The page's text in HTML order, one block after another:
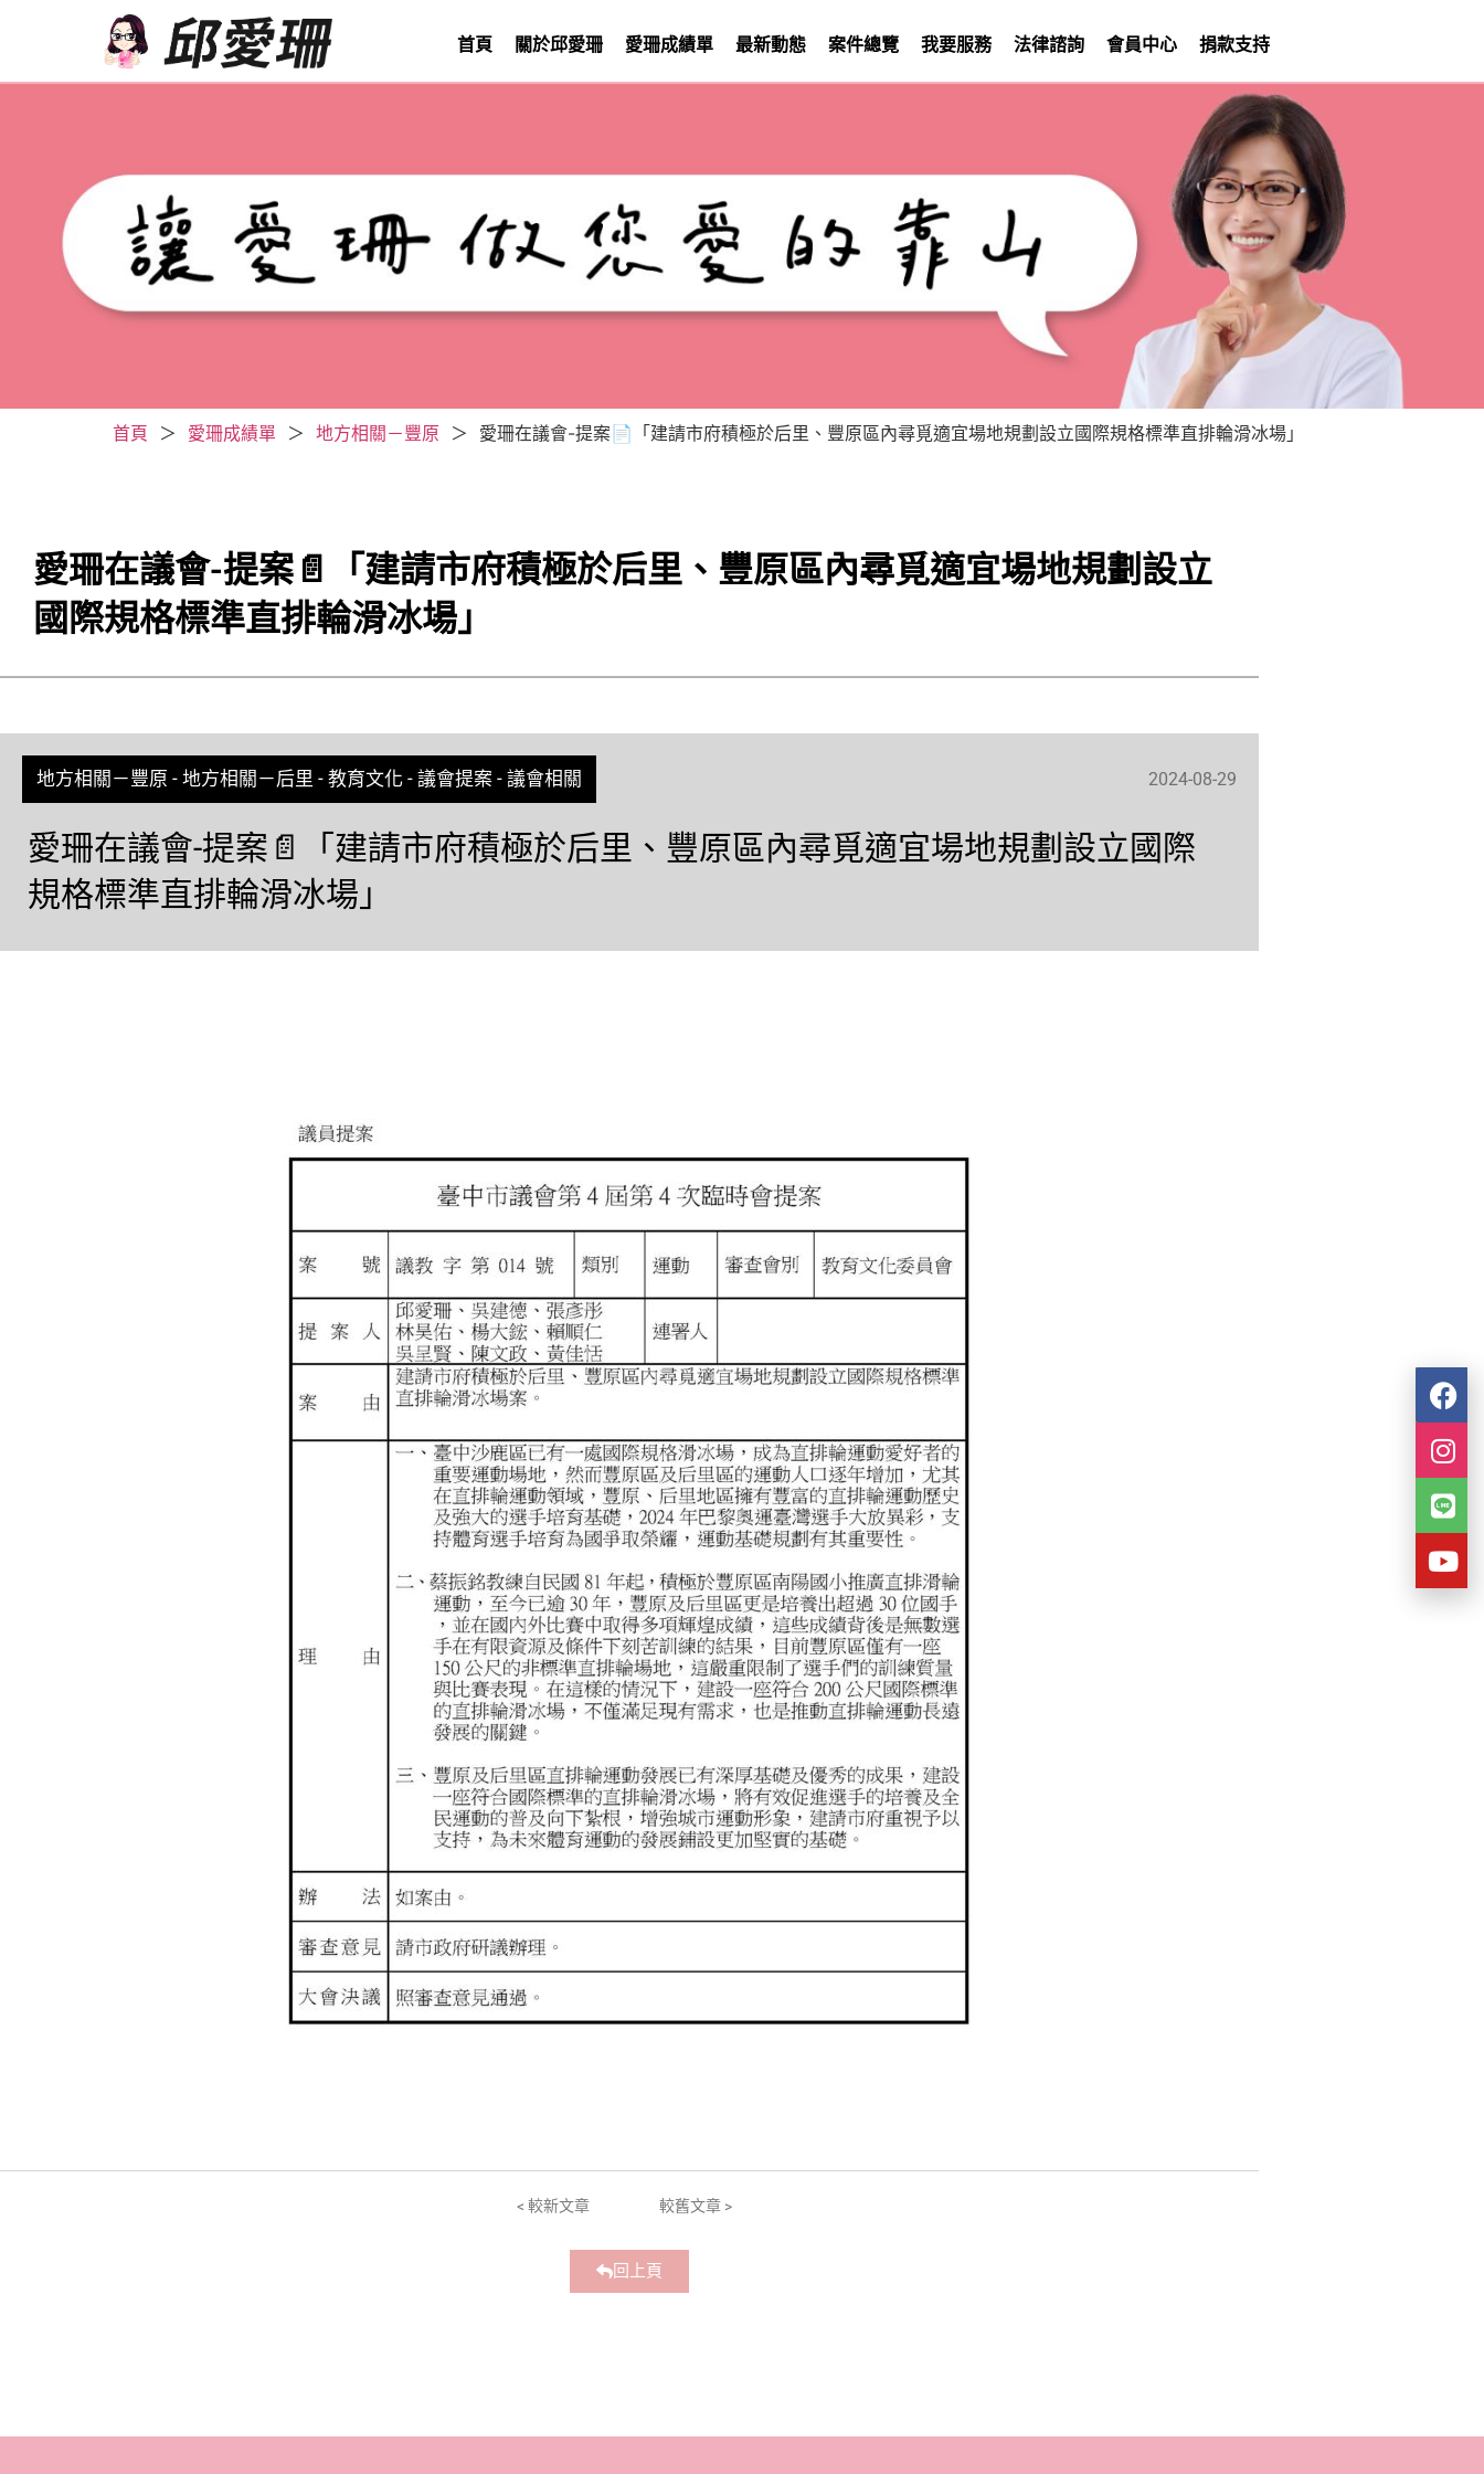
首頁 關於邱愛珊 愛珊成績單 最新動態 案件總覽 我要服務 法律諮詢 會員中心 捐款支持
首頁 ＞ 愛珊成績單 ＞ 地方相關－豐原 ＞ 愛珊在議會-提案📄「建請市府積極於后里、豐原區內尋覓適宜場地規劃設立國際規格標準直排輪滑冰場」
愛珊在議會-提案📄「建請市府積極於后里、豐原區內尋覓適宜場地規劃設立
國際規格標準直排輪滑冰場」
地方相關－豐原 - 地方相關－后里 - 教育文化 - 議會提案 - 議會相關 2024-08-29
愛珊在議會-提案📄「建請市府積極於后里、豐原區內尋覓適宜場地規劃設立國際
規格標準直排輪滑冰場」
< 較新文章 較舊文章 >
回上頁